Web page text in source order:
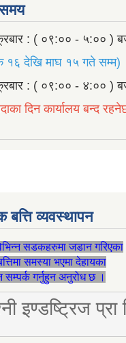
समय
: ( ०९:०० - ५:०० )
१६ देखि माघ १५ गते सम्म)
: ( ०९:०० - ४:०० )
दिन कार्यालय बन्द
बत्ति व्यवस्थापन
सडकहरुमा जडान गरिएका
समस्या भएमा देहायका
गर्नुहुन अनुरोध छ ।
इण्डष्ट्रिज